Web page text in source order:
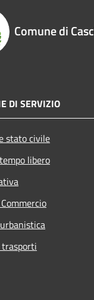
Comune di
DI SERVIZIO
stato civile
libero